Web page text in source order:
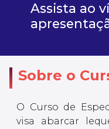
Assista ao
Sobre o
O Curso de
visa abarcar